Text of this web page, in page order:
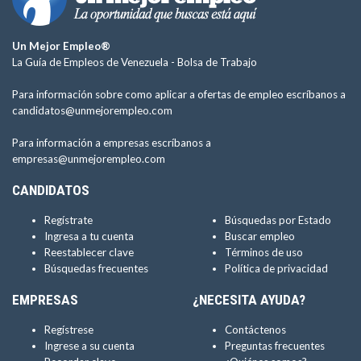
Un Mejor Empleo®
La Guía de Empleos de Venezuela - Bolsa de Trabajo
Para información sobre como aplicar a ofertas de empleo escríbanos a
candidatos@unmejorempleo.com
Para información a empresas escríbanos a
empresas@unmejorempleo.com
CANDIDATOS
Regístrate
Ingresa a tu cuenta
Reestablecer clave
Búsquedas frecuentes
Búsquedas por Estado
Buscar empleo
Términos de uso
Política de privacidad
EMPRESAS
Regístrese
Ingrese a su cuenta
¿NECESITA AYUDA?
Contáctenos
Preguntas frecuentes